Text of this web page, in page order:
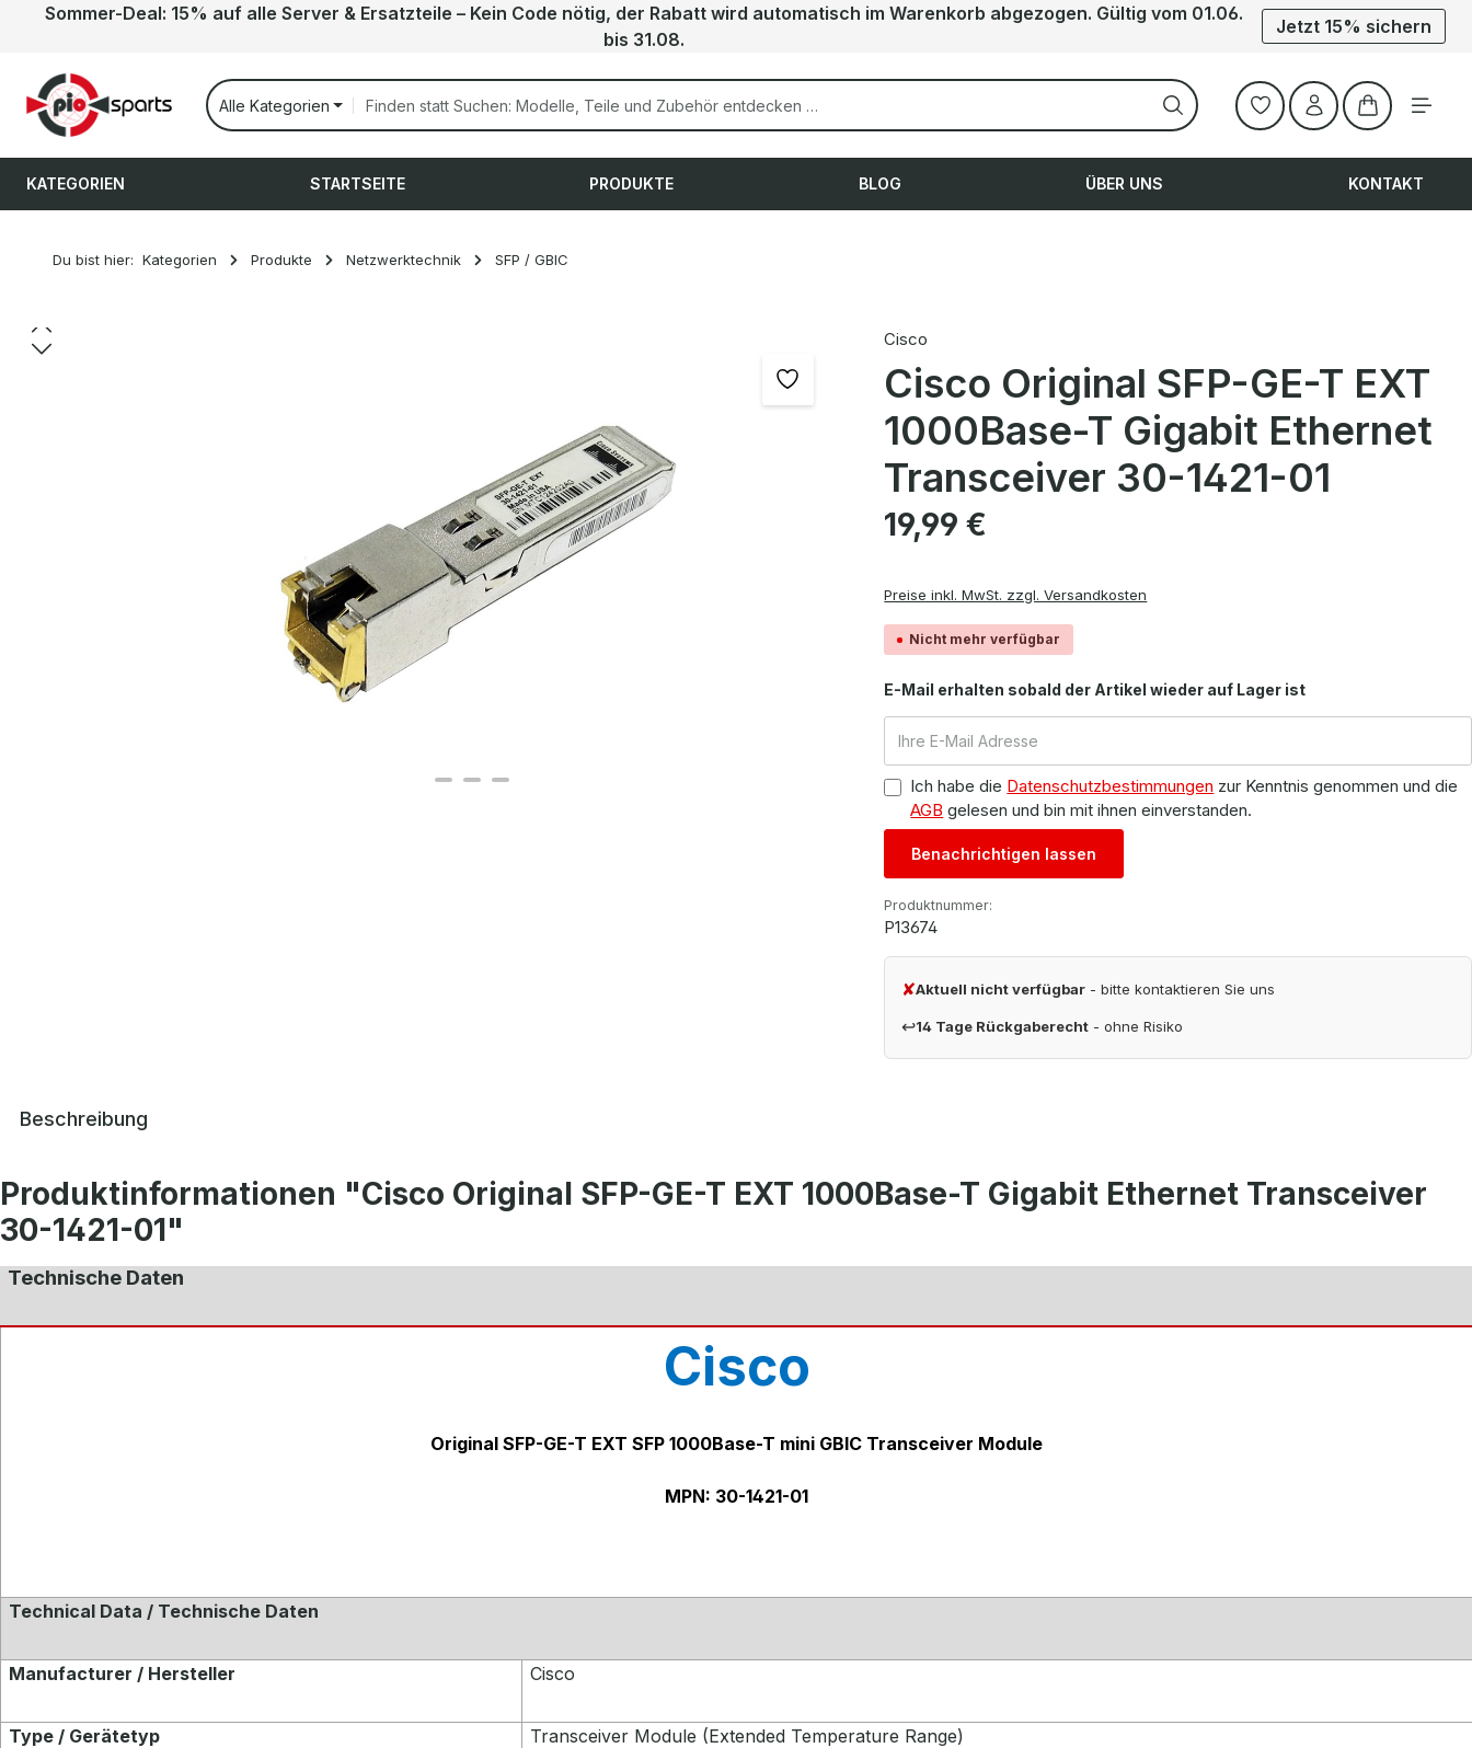
Hauptinhalt springen
Zur Suche springen
Zur Hauptnavigation springen
Sommer-Deal: 15% auf alle Server & Ersatzteile – Kein Code nötig, der Rabatt wird automatisch im Warenkorb abgezogen. Gültig vom 01.06.
bis 31.08.
Jetzt 15% sichern
Alle Kategorien
Warenkorb
KATEGORIEN STARTSEITE PRODUKTE BLOG ÜBER UNS KONTAKT
Du bist hier: Kategorien Produkte Netzwerktechnik SFP / GBIC
Bildergalerie überspringen Cisco
Cisco Original SFP-GE-T EXT
1000Base-T Gigabit Ethernet
Transceiver 30-1421-01
Regulärer Preis:
19,99 €
Preise inkl. MwSt. zzgl. Versandkosten
Nicht mehr verfügbar
E-Mail erhalten sobald der Artikel wieder auf Lager ist
Ich habe die Datenschutzbestimmungen zur Kenntnis genommen und die
AGB gelesen und bin mit ihnen einverstanden.
Benachrichtigen lassen
Produktnummer:
P13674
✘Aktuell nicht verfügbar - bitte kontaktieren Sie uns
↩14 Tage Rückgaberecht - ohne Risiko
Beschreibung
Produktinformationen "Cisco Original SFP-GE-T EXT 1000Base-T Gigabit Ethernet Transceiver
30-1421-01"
Technische Daten
Cisco
Original SFP-GE-T EXT SFP 1000Base-T mini GBIC Transceiver Module
MPN: 30-1421-01
Technical Data / Technische Daten
Manufacturer / Hersteller Cisco
Type / Gerätetyp Transceiver Module (Extended Temperature Range)